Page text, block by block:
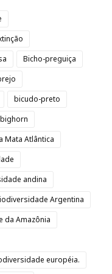
Bicho-preguiça
bicudo-preto
bighorn
Mata Atlântica
andina
Argentina
da Amazônia
européia.